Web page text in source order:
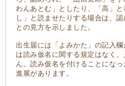
わんあとむ」としたり、「高」
し」と読ませたりする場合は、
との見方を示しました。
出生届には「よみかた」の記入
は読み仮名に関する規定はなく
ん。読み仮名を付けることにな
進展があります。